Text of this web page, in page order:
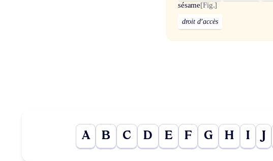
sésame[Fig.]
droit d’accès
A B C D E F G H I